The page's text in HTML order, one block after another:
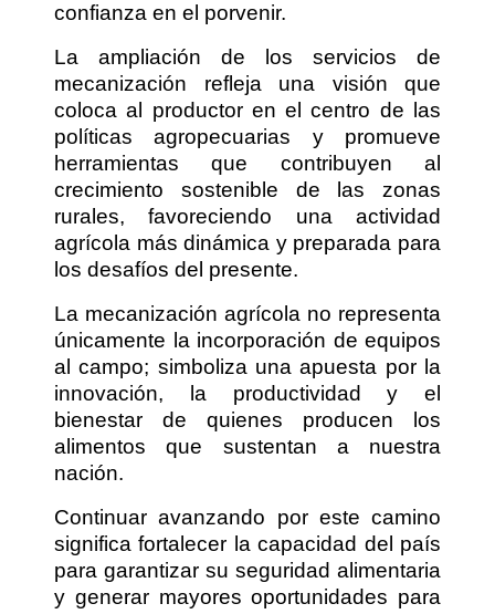
confianza en el porvenir.
La ampliación de los servicios de
mecanización refleja una visión que
coloca al productor en el centro de las
políticas agropecuarias y promueve
herramientas que contribuyen al
crecimiento sostenible de las zonas
rurales, favoreciendo una actividad
agrícola más dinámica y preparada para
los desafíos del presente.
La mecanización agrícola no representa
únicamente la incorporación de equipos
al campo; simboliza una apuesta por la
innovación, la productividad y el
bienestar de quienes producen los
alimentos que sustentan a nuestra
nación.
Continuar avanzando por este camino
significa fortalecer la capacidad del país
para garantizar su seguridad alimentaria
y generar mayores oportunidades para